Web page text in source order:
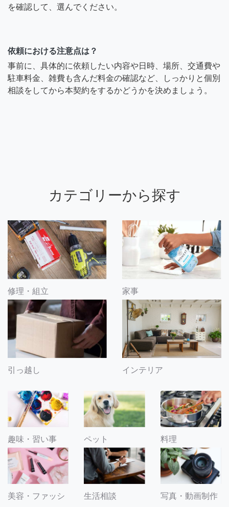
を確認して、選んでください。
依頼における注意点は？
事前に、具体的に依頼したい内容や日時、場所、交通費や
駐車料金、雑費も含んだ料金の確認など、しっかりと個別
相談をしてから本契約をするかどうかを決めましょう。
カテゴリーから探す
修理・組立 家事
引っ越し インテリア
趣味・習い事 ペット 料理
美容・ファッシ 生活相談 写真・動画制作